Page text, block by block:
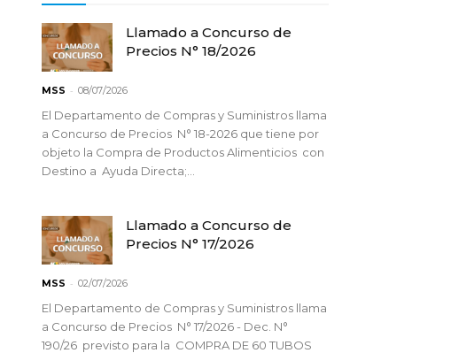
Llamado a Concurso de
Precios N° 18/2026
MSS - 08/07/2026
El Departamento de Compras y Suministros llama
a Concurso de Precios N° 18-2026 que tiene por
objeto la Compra de Productos Alimenticios con
Destino a Ayuda Directa;...
Llamado a Concurso de
Precios N° 17/2026
MSS - 02/07/2026
El Departamento de Compras y Suministros llama
a Concurso de Precios N° 17/2026 - Dec. N°
190/26 previsto para la COMPRA DE 60 TUBOS